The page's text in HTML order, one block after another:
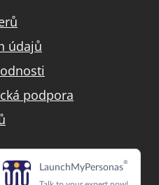
údajů
podpora